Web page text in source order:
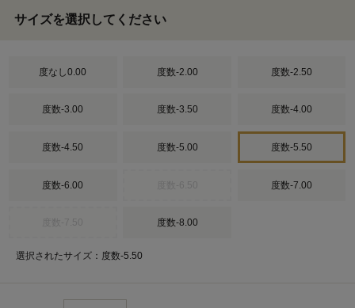
サイズを選択してください
度なし0.00 度数-2.00 度数-2.50
度数-3.00 度数-3.50 度数-4.00
度数-4.50 度数-5.00 度数-5.50
度数-6.00 度数-7.00
度数-8.00
選択されたサイズ：度数-5.50